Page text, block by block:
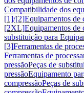
Compatibilidade dos
[1]/[2]Equipamentos de
[2XL]Equipamentos de
substituição para
[3]Ferramentas de
Ferramentas de
pressãoPeças de
pressãoEquipamento
compressãoPeças de